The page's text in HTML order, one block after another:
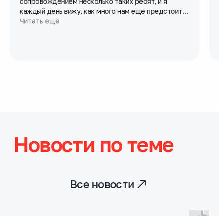
каждый день вижу, как много нам ещё предстоит
сделать. Мне очень хочется, чтобы на поздней
Читать ещё